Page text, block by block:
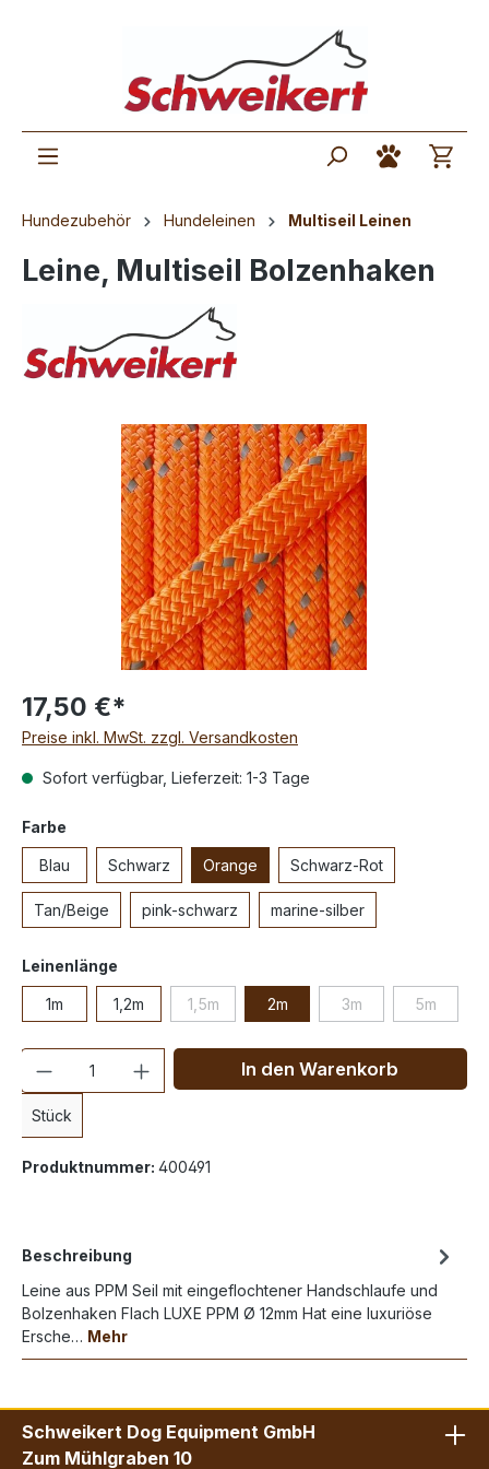
Hundezubehör Hundeleinen Multiseil Leinen
Leine, Multiseil Bolzenhaken
17,50 €*
Preise inkl. MwSt. zzgl. Versandkosten
Sofort verfügbar, Lieferzeit: 1-3 Tage
Farbe
Blau Schwarz Orange Schwarz-Rot
Tan/Beige pink-schwarz marine-silber
Leinenlänge
1m 1,2m 1,5m 2m 3m 5m
Anzahl
Stück
In den Warenkorb
Produktnummer: 400491
Beschreibung
Leine aus PPM Seil mit eingeflochtener Handschlaufe und
Bolzenhaken Flach LUXE PPM Ø 12mm Hat eine luxuriöse
Ersche… Mehr
Schweikert Dog Equipment GmbH
Zum Mühlgraben 10